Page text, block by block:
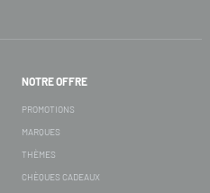
NOTRE OFFRE
PROMOTIONS
MARQUES
THÈMES
CHÈQUES CADEAUX